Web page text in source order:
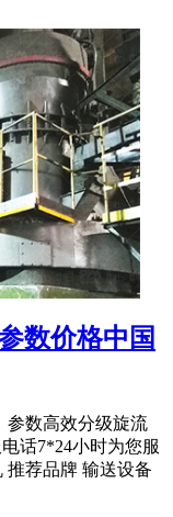
数价格中国
参数高效分级旋流
话7*24小时为您服
推荐品牌 输送设备